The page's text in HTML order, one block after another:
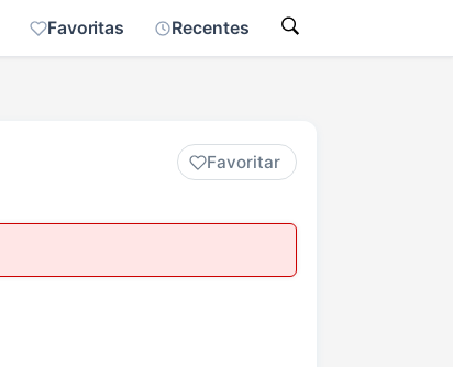
Favoritas Recentes
Favoritar